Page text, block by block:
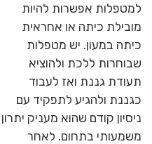
למטפלות אפשרות להיות
מובילת כיתה או אחראית
כיתה במעון. יש מטפלות
שבוחרות ללכת ולהוציא
תעודת גננת ואז לעבוד
כגננת ולהגיע לתפקיד עם
ניסיון קודם שהוא מעניק יתרון
משמעותי בתחום. לאחר